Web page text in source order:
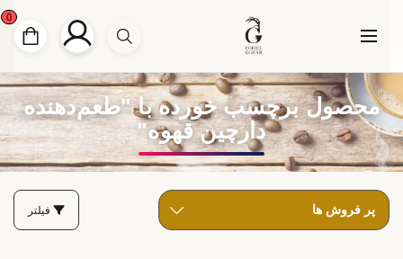
0
محصول برچسب خورده با "طعم‌دهنده
دارچین قهوه"
فیلتر